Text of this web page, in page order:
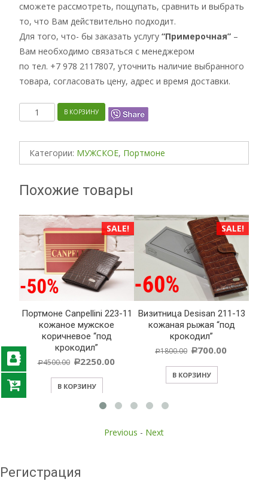
сможете рассмотреть, пощупать, сравнить и выбрать
то, что Вам действительно подходит.
Для того, что- бы заказать услугу “Примерочная” –
Вам необходимо связаться с менеджером
по тел. +7 978 2117807, уточнить наличие выбранного
товара, согласовать цену, адрес и время доставки.
КоличествоВ КОРЗИНУ
Категории: МУЖСКОЕ, Портмоне
Похожие товары
SALE!
Портмоне Canpellini 223-11
кожаное мужское
коричневое “под
крокодил”
4500.00 Р 2250.00
В КОРЗИНУ
SALE!
Визитница Desisan 211-13
кожаная рыжая “под
крокодил”
1800.00 Р 700.00
В КОРЗИНУ
Previous - Next
Регистрация